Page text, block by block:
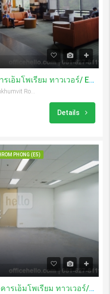
เช่าสำนักงาน 220 ตรม อาคารเอ็มโพเรียม ทาวเวอร์/ Emporium Tower
Details
PHONG (E5)
เช่าสำนักงาน 73.74 ตรม อาคารเอ็มโพเรียม ทาวเวอร์/ Emporium Tower